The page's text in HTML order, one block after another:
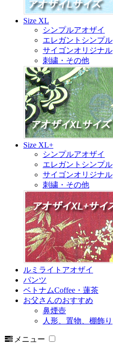
Size XL
シンプルアオザイ
エレガントシンプル
サイゴンオリジナル
刺繍・その他
Size XL+
シンプルアオザイ
エレガントシンプル
サイゴンオリジナル
刺繍・その他
ルミライトアオザイ
パンツ
ベトナムCoffee・蓮茶
お父さんのおすすめ
鼻煙壺
人形、置物、棚飾り
メニュー